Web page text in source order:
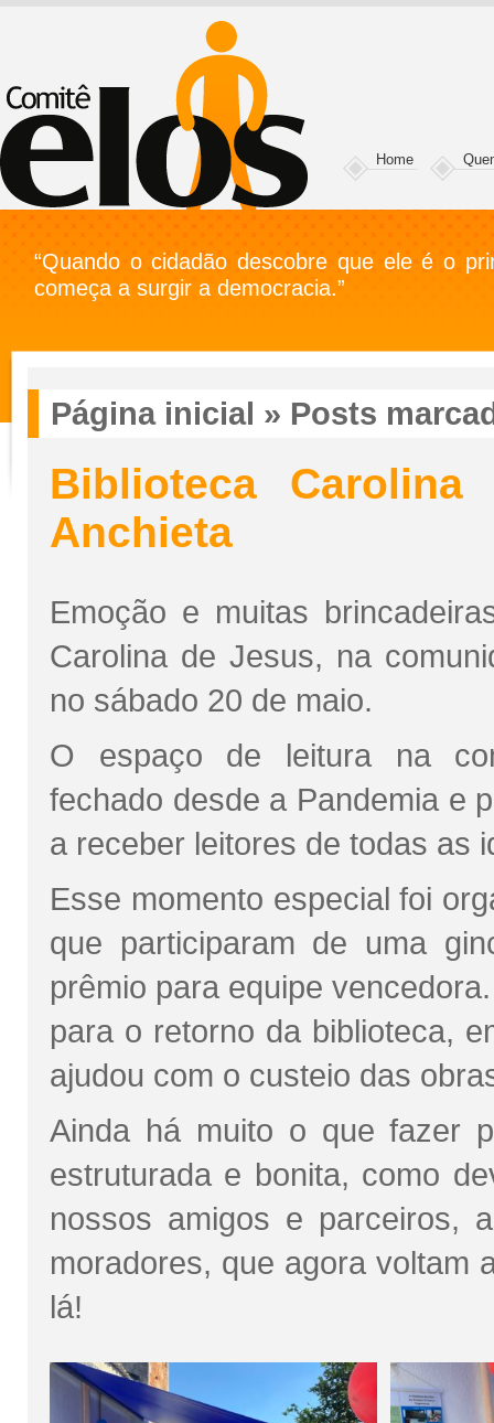
Home
“Quando o cidadão descobre que ele é o
começa a surgir a democracia.”
Página inicial » Posts
Biblioteca
Anchieta
Emoção e muitas
Carolina de Jesus, na
no sábado 20 de maio.
O espaço de leitura na
fechado desde a Pandemia e
a receber leitores de todas as
Esse momento especial foi
que participaram de uma
prêmio para equipe
para o retorno da biblioteca,
ajudou com o custeio das
Ainda há muito o que fazer
estruturada e bonita, como
nossos amigos e parceiros,
moradores, que agora voltam
lá!